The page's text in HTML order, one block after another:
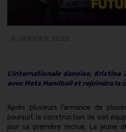
L’internationale danoise, Kristina
avec Metz Handball et rejoindra la
Après plusieurs l’annonce de
poursuit la construction de son
jour sa première recrue. La jeune